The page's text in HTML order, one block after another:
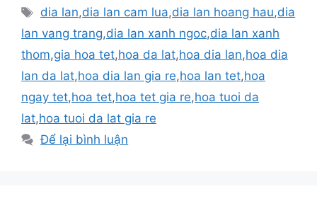
mục
Thẻ
dia lan,dia lan cam lua,dia lan hoang hau,dia
lan vang trang,dia lan xanh ngoc,dia lan xanh
thom,gia hoa tet,hoa da lat,hoa dia lan,hoa dia
lan da lat,hoa dia lan gia re,hoa lan tet,hoa
ngay tet,hoa tet,hoa tet gia re,hoa tuoi da
lat,hoa tuoi da lat gia re
Để lại bình luận